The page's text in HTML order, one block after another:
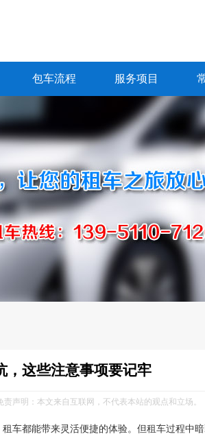
包车流程 服务项目
，这些注意事项要记牢
责声明：本文来自互联网，不代表本站的观点和立场。
车都能带来灵活便捷的体验。但租车过程中